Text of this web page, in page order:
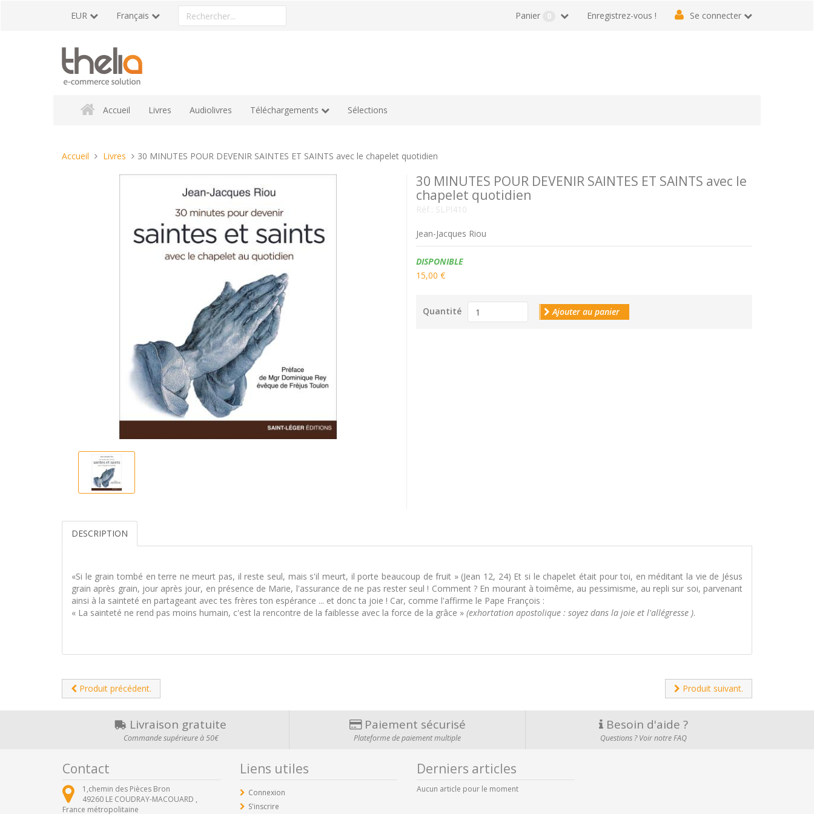
EUR Français
Rechercher
un
Enregistrez-vous ! Se connecter
Panier 0
Accueil Livres Audiolivres Téléchargements Sélections
Vous
Accueil Livres 30 MINUTES POUR DEVENIR SAINTES ET SAINTS avec le chapelet quotidien
30 MINUTES POUR DEVENIR SAINTES ET SAINTS avec le
chapelet quotidien
Réf.: SLPl410
Jean-Jacques Riou
Disponibilité:
DISPONIBLE
15,00 €
Quantité Ajouter au panier
DESCRIPTION
«Si le grain tombé en terre ne meurt pas, il reste seul, mais s'il meurt, il porte beaucoup de fruit » (Jean 12, 24) Et si le chapelet était pour toi, en méditant la vie de Jésus
grain après grain, jour après jour, en présence de Marie, l'assurance de ne pas rester seul ! Comment ? En mourant à toimême, au pessimisme, au repli sur soi, parvenant
ainsi à la sainteté en partageant avec tes frères ton espérance ... et donc ta joie ! Car, comme l'affirme le Pape François :
« La sainteté ne rend pas moins humain, c'est la rencontre de la faiblesse avec la force de la grâce » (exhortation apostolique : soyez dans la joie et l'allégresse ).
Produit précédent. Produit suivant.
Livraison gratuite
Commande supérieure à 50€
Paiement sécurisé
Plateforme de paiement multiple
Besoin d'aide ?
Questions ? Voir notre FAQ
Contact
1,chemin des Pièces Bron
49260 LE COUDRAY-MACOUARD ,
France métropolitaine
Liens utiles
Connexion
S'inscrire
Derniers articles
Aucun article pour le moment